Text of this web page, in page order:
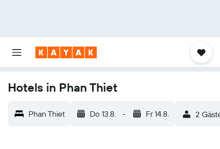
Hotels in Phan Thiet
Phan Thiet Do 13.8. - Fr 14.8. 2